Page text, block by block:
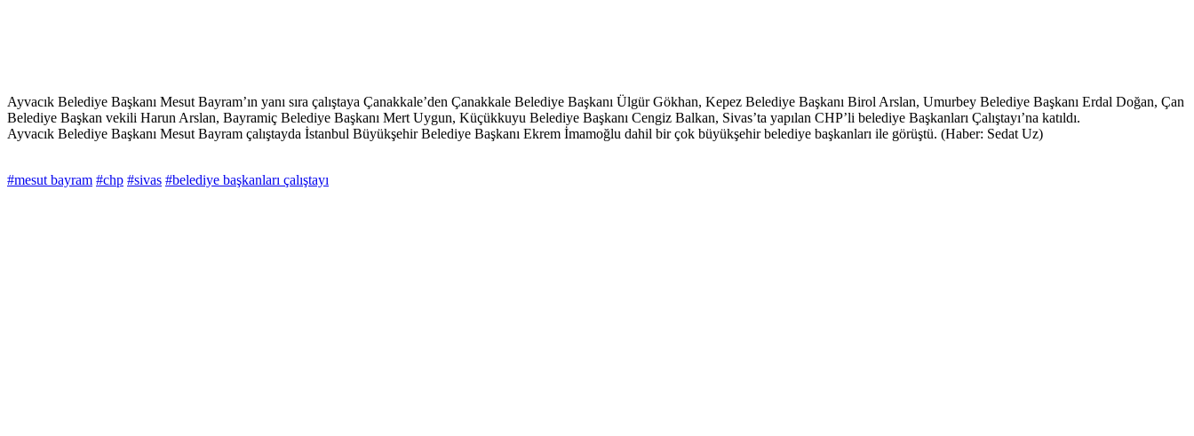
Ayvacık Belediye Başkanı Mesut Bayram’ın yanı sıra çalıştaya Çanakkale’den Çanakkale Belediye Başkanı Ülgür Gökhan, Kepez Belediye Başkanı Birol Arslan, Umurbey Belediye Başkanı Erdal Doğan, Çan
Belediye Başkan vekili Harun Arslan, Bayramiç Belediye Başkanı Mert Uygun, Küçükkuyu Belediye Başkanı Cengiz Balkan, Sivas’ta yapılan CHP’li belediye Başkanları Çalıştayı’na katıldı.
Ayvacık Belediye Başkanı Mesut Bayram çalıştayda İstanbul Büyükşehir Belediye Başkanı Ekrem İmamoğlu dahil bir çok büyükşehir belediye başkanları ile görüştü. (Haber: Sedat Uz)
#mesut bayram #chp #sivas #belediye başkanları çalıştayı